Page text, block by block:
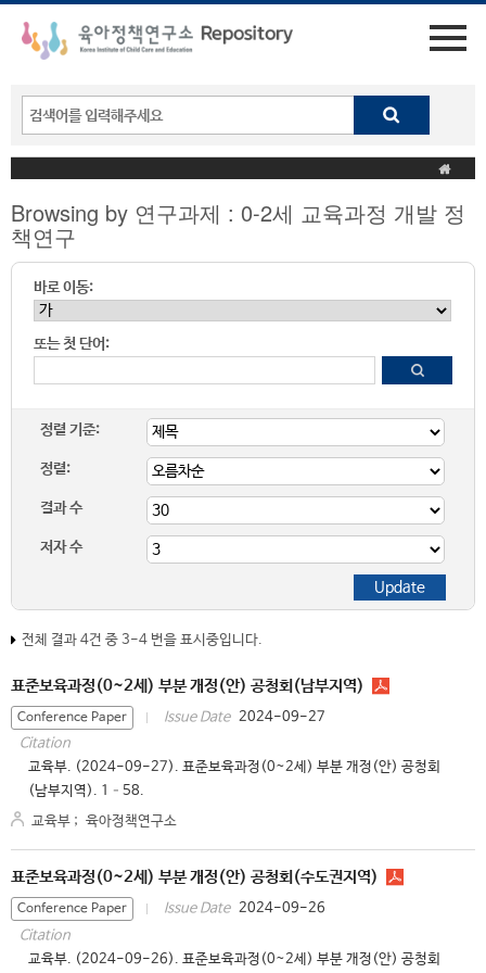
Browsing by 연구과제 : 0-2세 교육과정 개발 정
책연구
바로 이동:
또는 첫 단어:
정렬 기준:
정렬:
결과 수
저자 수
전체 결과 4건 중 3-4 번을 표시중입니다.
표준보육과정(0~2세) 부분 개정(안) 공청회(남부지역)
Conference Paper Issue Date 2024-09-27
Citation
교육부. (2024-09-27). 표준보육과정(0~2세) 부분 개정(안) 공청회
(남부지역). 1–58.
교육부 ; 육아정책연구소
표준보육과정(0~2세) 부분 개정(안) 공청회(수도권지역)
Conference Paper Issue Date 2024-09-26
Citation
교육부. (2024-09-26). 표준보육과정(0~2세) 부분 개정(안) 공청회